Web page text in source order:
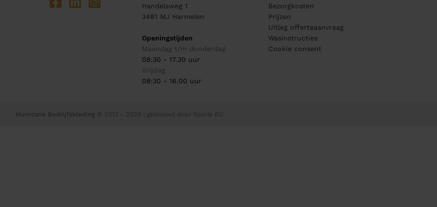
Handelsweg 1
3481 MJ Harmelen
Openingstijden
Maandag t/m donderdag
08:30 - 17.30 uur
Vrijdag
08:30 - 16.00 uur
Bezorgkosten
Prijzen
Uitleg offerteaanvraag
Wasinstructies
Cookie consent
Hurricane Bedrijfskleding © 2013 - 2026 | gebouwd door flooris B.V.